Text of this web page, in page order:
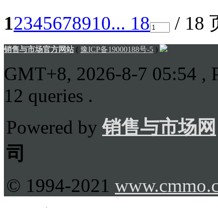
12345678910... 18 / 18
销售与市场官方网站( 豫ICP备19000188号-5 )
GMT+8, 2026-8-7 05:54 ,
12 queries .
Powered by销售与市场网
司
© 1994-2021